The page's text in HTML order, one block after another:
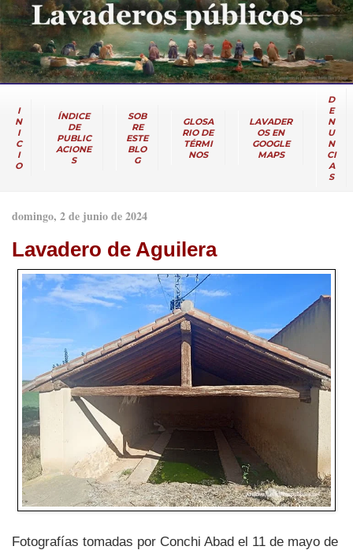
I
N
I
C
I
O
ÍNDICE
DE
PUBLIC
ACIONE
S
SOB
RE
ESTE
BLO
G
GLOSA
RIO DE
TÉRMI
NOS
LAVADER
OS EN
GOOGLE
MAPS
D
E
N
U
N
CI
A
S
domingo, 2 de junio de 2024
Lavadero de Aguilera
Fotografías tomadas por Conchi Abad el 11 de mayo de